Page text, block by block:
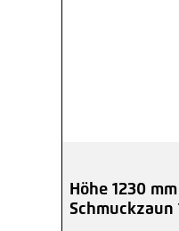
Höhe 1230
Schmuckzaun